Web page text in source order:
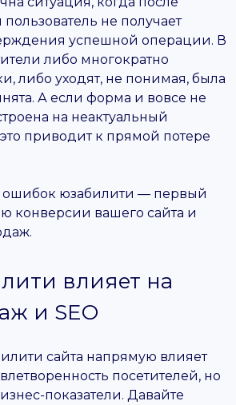
не получает
успешной операции. В
либо многократно
либо уходят, не понимая, была
А если форма и вовсе не
на неактуальный
приводит к прямой потере
ошибок юзабилити — первый
конверсии вашего сайта и
влияет на
и SEO
сайта напрямую влияет
посетителей, но
показатели. Давайте